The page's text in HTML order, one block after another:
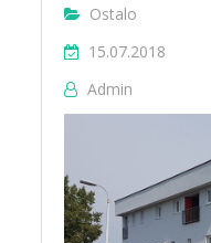
Ostalo
15.07.2018
Admin